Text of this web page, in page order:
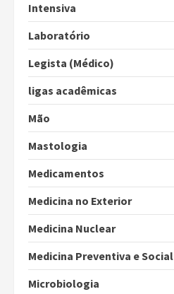
Intensiva
Laboratório
Legista (Médico)
ligas acadêmicas
Mão
Mastologia
Medicamentos
Medicina no Exterior
Medicina Nuclear
Medicina Preventiva e Social
Microbiologia